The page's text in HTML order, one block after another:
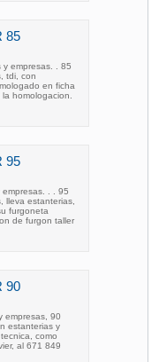
85
empresas. . 85
tdi, con
en ficha
homologacion.
95
. . 95
lleva estanterias,
furgoneta
de furgon taller
90
empresas, 90
estanterias y
como
al 671 849